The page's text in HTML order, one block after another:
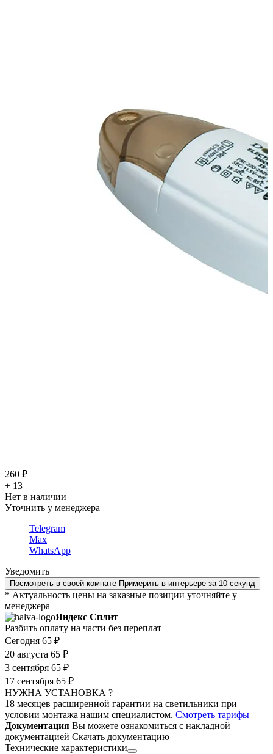
260 ₽
+ 13
Нет в наличии
Уточнить у менеджера
Telegram
Max
WhatsApp
Уведомить
Посмотреть в своей комнате Примерить в интерьере за 10 секунд
* Актуальность цены на заказные позиции уточняйте у
менеджера
Яндекс Сплит
Разбить оплату на части без переплат
Сегодня 65 ₽
20 августа 65 ₽
3 сентября 65 ₽
17 сентября 65 ₽
НУЖНА УСТАНОВКА ?
18 месяцев расширенной гарантии на светильники при
условии монтажа нашим специалистом. Смотреть тарифы
Документация Вы можете ознакомиться с накладной
документацией Скачать документацию
Технические характеристики